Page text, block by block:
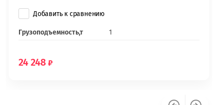
Добавить к сравнению
Грузоподъемность,т 1
24 248